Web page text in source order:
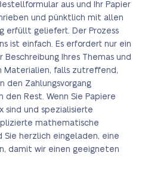
aus und Ihr Papier
und pünktlich mit allen
erfüllt geliefert. Der Prozess
ist einfach. Es erfordert nur ein
Beschreibung Ihres Themas und
Materialien, falls zutreffend,
den Zahlungsvorgang
den Rest. Wenn Sie Papiere
sind und spezialisierte
mathematische
Sie herzlich eingeladen, eine
damit wir einen geeigneten